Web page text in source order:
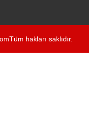
hakları saklıdır.